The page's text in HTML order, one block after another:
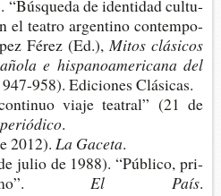
“Bús­que­da de iden­ti­dad cul­tu­
el tea­tro argen­tino con­tem­po­
Férez (Ed.),Mitos clá­si­cos
e his­pa­noa­me­ri­ca­na del
​958). Edi­cio­nes Clásicas.
viaje tea­tral” (21 de
.
2012). La Gaceta.
julio de 1988). “Públi­co, pri­
El País.